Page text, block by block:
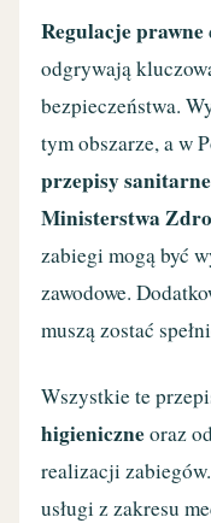
Regulacje prawne
odgrywają
bezpieczeństwa.
tym obszarze, a w
przepisy sanitarne
Ministerstwa
zabiegi mogą być
zawodowe.
muszą zostać
Wszystkie te
higieniczneoraz
realizacji
usługi z zakresu